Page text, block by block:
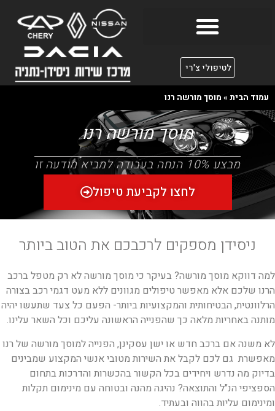
לטיפולי צ'רי
עמוד הבית » מוסך מורשה רנו
מוסך מורשה רנו
מבצע 10% הנחה בעבודה למביא מודעה זו
לחצו לקביעת טיפול
ניסידן מספקים לרכבכם את הטוב ביותר
למה דווקא מוסך מורשה? בעיקר כי מוסך מורשה לא רק מטפל ברכב
הרנו שלכם אלא מאפשר טיפולים מגוונים ללא מעט דגמי רכב בצורה
הרלוונטית, הבטיחותית והמקצועיות ביותר- הפעם כל צעד שתעשו יהיה
מותנה באחריות מלאה כך שהפנייה הראשונה עליכם וכל השאר עלינו.
לא משנה אם ברכב חדש או ישן עסקינן, הפנייה למוסך מורשה של רנו
מאפשרת גם לכם לקבל את השירות מטובי אנשי המקצוע שמבינים
בדיוק מה נדרש ויחידים בכל הקשור בהכשרות והדרכות בתחום
הספציפי הנ"ל והתוצאה? נהיגה מהנה ובטוחה עם מינימום תקלות
ומינימום עליות בהווה ובעתיד.